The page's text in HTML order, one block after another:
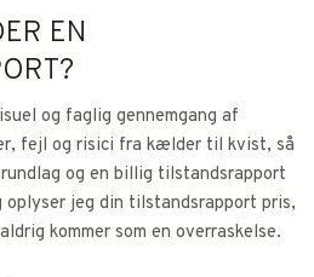
EN
og faglig gennemgang af
fejl og risici fra kælder til kvist, så
og en billig tilstandsrapport
jeg din tilstandsrapport pris,
kommer som en overraskelse.